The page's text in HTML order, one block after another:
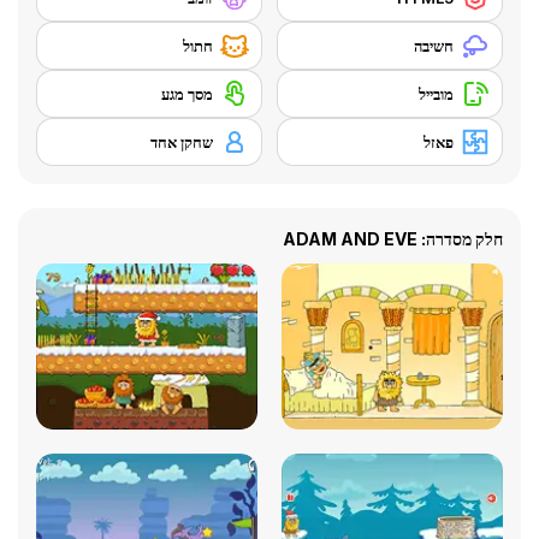
חשיבה חתול
מובייל מסך מגע
פאזל שחקן אחד
חלק מסדרה: ADAM AND EVE